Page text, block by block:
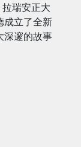
瑞安正大
成立了全新
深邃的故事